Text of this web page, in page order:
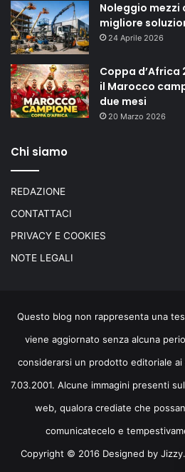
Noleggio mezzi
migliore
24 Aprile 2026
Coppa
il Marocco
due mesi
20 Marzo 2026
Chi siamo
REDAZIONE
CONTATTACI
PRIVACY E COOKIES
NOTE LEGALI
Questo blog non rappresenta una
viene aggiornato senza alcuna
considerarsi un prodotto editoriale
7.03.2001. Alcune immagini presenti
web, qualora crediate che
comunicatecelo e
Copyright © 2016 Designed by